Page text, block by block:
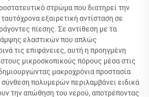
στρώμα που διατηρεί την
εξαιρετική αντίσταση σε
πίεσης. Σε αντίθεση με τα
ελαστικών που απλώς
τις επιφάνειες, αυτή η προηγμένη
στους μικροσκοπικούς πόρους μέσα στις
μακροχρόνια προστασία
πολυμερών περιλαμβάνει ειδικά
την απώθηση του νερού, αποτρέποντας